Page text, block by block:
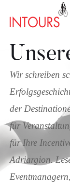
Wir schreiben
der
für
für Ihre
Adriargion.